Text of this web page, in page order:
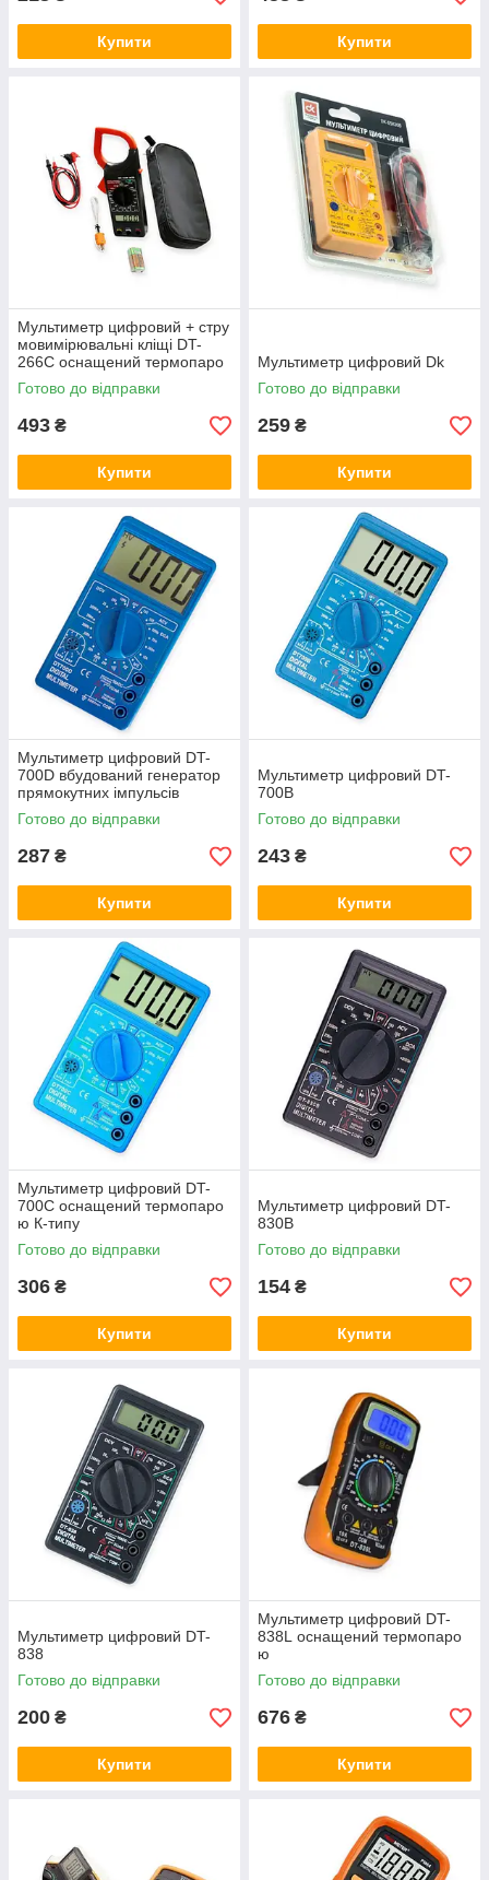
Купити Купити
Мультиметр цифровий + стру
мовимірювальні кліщі DT-
266С оснащений термопаро
ю (чохол)
Готово до відправки
493 ₴
Купити
Мультиметр цифровий Dk
Готово до відправки
259 ₴
Купити
Мультиметр цифровий DT-
700D вбудований генератор
прямокутних імпульсів
Готово до відправки
287 ₴
Купити
Мультиметр цифровий DT-
700В
Готово до відправки
243 ₴
Купити
Мультиметр цифровий DT-
700С оснащений термопаро
ю К-типу
Готово до відправки
306 ₴
Купити
Мультиметр цифровий DT-
830B
Готово до відправки
154 ₴
Купити
Мультиметр цифровий DT-
838
Готово до відправки
200 ₴
Купити
Мультиметр цифровий DT-
838L оснащений термопаро
ю
Готово до відправки
676 ₴
Купити